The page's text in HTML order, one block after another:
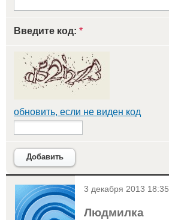
Введите код: *
обновить, если не виден код
Добавить
< 3 декабря 2013 18:35
Людмилка